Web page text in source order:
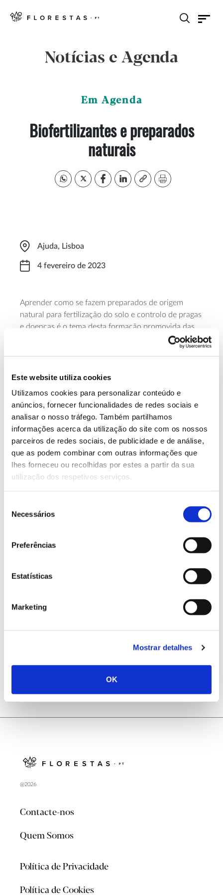
Este website utiliza cookies
Utilizamos cookies para personalizar conteúdo e
anúncios, fornecer funcionalidades de redes sociais e
analisar o nosso tráfego. Também partilhamos
informações acerca da utilização do site com os nossos
parceiros de redes sociais, de publicidade e de análise,
que as podem combinar com outras informações que
lhes forneceu ou recolhidas por estes a partir da sua
utilização dos respetivos serviços.
Necessários
Preferências
Estatísticas
Marketing
Mostrar detalhes
OK
Notícias e Agenda
Em Agenda
Biofertilizantes e preparados
naturais
Ajuda, Lisboa
4 fevereiro de 2023
Aprender como se fazem preparados de origem
natural para fertilização do solo e controlo de pragas
e doenças é o tema desta formação promovida das
10:00 às 13:00, pela Associação dos Amigos do
Jardim Botânico da Ajuda e ministrada por Maria
necessária pré-inscrição.
Saiba mais sobre esta formação.
13.07.2026
Genoma do priolo e de outras espécies em risco:
conhecer para conservar
02.07.2026
Registar galhas de Trichi em acácia-das-espigas:
cidadãos chamados a ajudar
25.06.2026
@2026
Contacte-nos
Quem Somos
Política de Privacidade
Política de Cookies